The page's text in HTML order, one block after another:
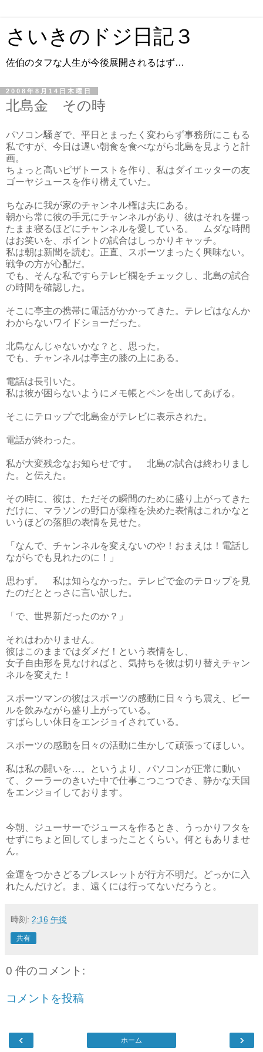
さいきのドジ日記３
佐伯のタフな人生が今後展開されるはず…
2008年8月14日木曜日
北島金 その時
パソコン騒ぎで、平日とまったく変わらず事務所にこもる
私ですが、今日は遅い朝食を食べながら北島を見ようと計
画。
ちょっと高いピザトーストを作り、私はダイエッターの友
ゴーヤジュースを作り構えていた。
ちなみに我が家のチャンネル権は夫にある。
朝から常に彼の手元にチャンネルがあり、彼はそれを握っ
たまま寝るほどにチャンネルを愛している。 ムダな時間
はお笑いを、ポイントの試合はしっかりキャッチ。
私は朝は新聞を読む。正直、スポーツまったく興味ない。
戦争の方が心配だ。
でも、そんな私ですらテレビ欄をチェックし、北島の試合
の時間を確認した。
そこに亭主の携帯に電話がかかってきた。テレビはなんか
わからないワイドショーだった。
北島なんじゃないかな？と、思った。
でも、チャンネルは亭主の膝の上にある。
電話は長引いた。
私は彼が困らないようにメモ帳とペンを出してあげる。
そこにテロップで北島金がテレビに表示された。
電話が終わった。
私が大変残念なお知らせです。 北島の試合は終わりまし
た。と伝えた。
その時に、彼は、ただその瞬間のために盛り上がってきた
だけに、マラソンの野口が棄権を決めた表情はこれかなと
いうほどの落胆の表情を見せた。
「なんで、チャンネルを変えないのや！おまえは！電話し
ながらでも見れたのに！」
思わず。 私は知らなかった。テレビで金のテロップを見
たのだととっさに言い訳した。
「で、世界新だったのか？」
それはわかりません。
彼はこのままではダメだ！という表情をし、
女子自由形を見なければと、気持ちを彼は切り替えチャン
ネルを変えた！
スポーツマンの彼はスポーツの感動に日々うち震え、ビー
ルを飲みながら盛り上がっている。
すばらしい休日をエンジョイされている。
スポーツの感動を日々の活動に生かして頑張ってほしい。
私は私の闘いを…。というより、パソコンが正常に動い
て、クーラーのきいた中で仕事こつこつでき、静かな天国
をエンジョイしております。
今朝、ジューサーでジュースを作るとき、うっかりフタを
せずにちょと回してしまったことくらい。何ともありませ
ん。
金運をつかさどるブレスレットが行方不明だ。どっかに入
れたんだけど。ま、遠くには行ってないだろうと。
時刻: 2:16 午後
共有
0 件のコメント:
コメントを投稿
‹ ›
ホーム